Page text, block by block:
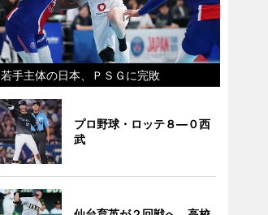
若手主体の日本、ＰＳＧに完敗
プロ野球・ロッテ８―０西
武